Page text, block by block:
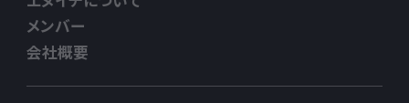
メンバー
会社概要